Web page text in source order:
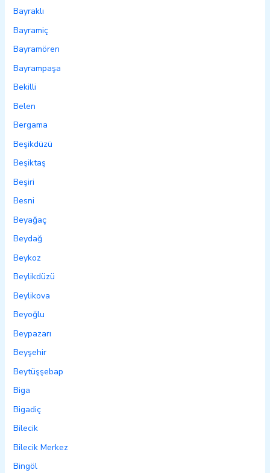
Bayraklı
Bayramiç
Bayramören
Bayrampaşa
Bekilli
Belen
Bergama
Beşikdüzü
Beşiktaş
Beşiri
Besni
Beyağaç
Beydağ
Beykoz
Beylikdüzü
Beylikova
Beyoğlu
Beypazarı
Beyşehir
Beytüşşebap
Biga
Bigadiç
Bilecik
Bilecik Merkez
Bingöl